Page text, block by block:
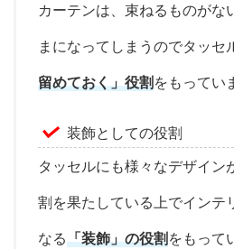
カーテンは、束ねるものがな
まになってしまうのでタッセ
留めておく」役割 をもってい
装飾としての役割
タッセルにも様々なデザイン
割を果たしている上でインテ
なる「装飾」の役割 をもって